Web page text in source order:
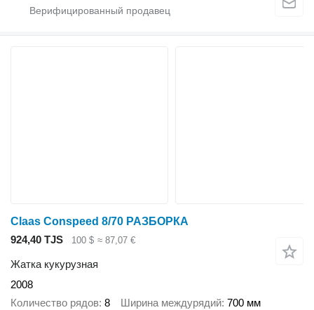
Claas Conspeed 8/70 РАЗБОРКА
924,40 TJS
100 $ ≈ 87,07 €
Жатка кукурузная
2008
Количество рядов 8 Ширина междурядий 700 мм